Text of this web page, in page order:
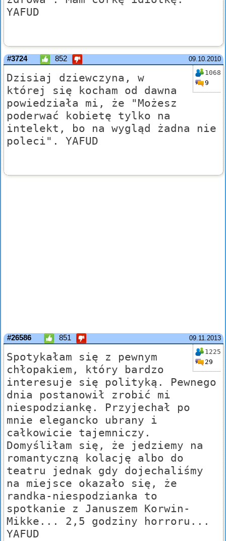
YAFUD
09.10.2010
#3724 852
1068
9
Dzisiaj dziewczyna, w
której się kocham od dawna
powiedziała mi, że "Możesz
poderwać kobietę tylko na
intelekt, bo na wygląd żadna nie
poleci". YAFUD
09.11.2013
#26586 851
1225
29
Spotykałam się z pewnym
chłopakiem, który bardzo
interesuje się polityką. Pewnego
dnia postanowił zrobić mi
niespodziankę. Przyjechał po
mnie elegancko ubrany i
całkowicie tajemniczy.
Domyśliłam się, że jedziemy na
romantyczną kolację albo do
teatru jednak gdy dojechaliśmy
na miejsce okazało się, że
randka-niespodzianka to
spotkanie z Januszem Korwin-
Mikke... 2,5 godziny horroru...
YAFUD